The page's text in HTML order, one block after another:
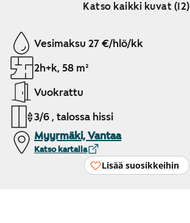
Katso kaikki kuvat (12)
Näytetään dia 1 / 12
Vesimaksu 27 €/hlö/kk
2h+k, 58 m²
Vuokrattu
3/6 , talossa hissi
Myyrmäki, Vantaa
Katso kartalla
Lisää suosikkeihin